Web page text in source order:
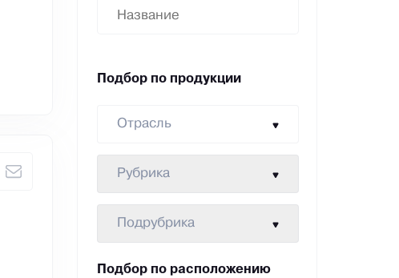
Подбор по продукции
Отрасль
Рубрика
Подрубрика
Подбор по расположению